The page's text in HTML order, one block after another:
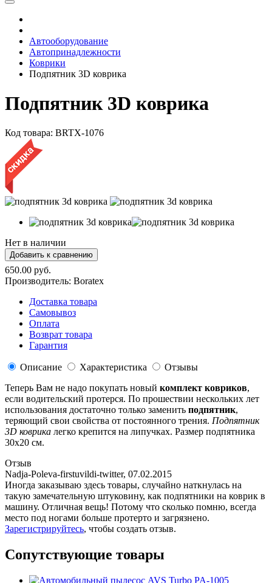
Автооборудование
Автопринадлежности
Коврики
Подпятник 3D коврика
Подпятник 3D коврика
Код товара: BRTX-1076
Нет в наличии
650.00 руб.
Производитель: Boratex
Доставка товара
Самовывоз
Оплата
Возврат товара
Гарантия
Описание Характеристика
Отзывы
Теперь Вам не надо покупать новый комплект ковриков,
если водительский протерся. По прошествии нескольких лет
использования достаточно только заменить подпятник,
теряющий свои свойства от постоянного трения. Подпятник
3D коврика легко крепится на липучках. Размер подпятника
30х20 см.
Отзыв
Nadja-Poleva-firstuvildi-twitter, 07.02.2015
Иногда заказываю здесь товары, случайно наткнулась на
такую замечательную штуковину, как подпятники на коврик в
машину. Отличная вещь! Потому что сколько помню, всегда
место под ногами больше протерто и загрязнено.
Зарегистрируйтесь, чтобы создать отзыв.
Сопутствующие товары